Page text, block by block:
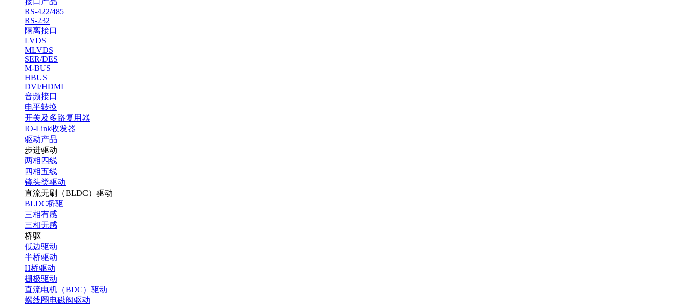
RS-422/485
RS-232
隔离接口
LVDS
MLVDS
SER/DES
M-BUS
HBUS
DVI/HDMI
音频接口
电平转换
开关及多路复用器
IO-Link收发器
驱动产品
步进驱动
两相四线
四相五线
镜头类驱动
直流无刷（BLDC）驱动
BLDC桥驱
三相有感
三相无感
桥驱
低边驱动
半桥驱动
H桥驱动
栅极驱动
直流电机（BDC）驱动
螺线圈电磁阀驱动